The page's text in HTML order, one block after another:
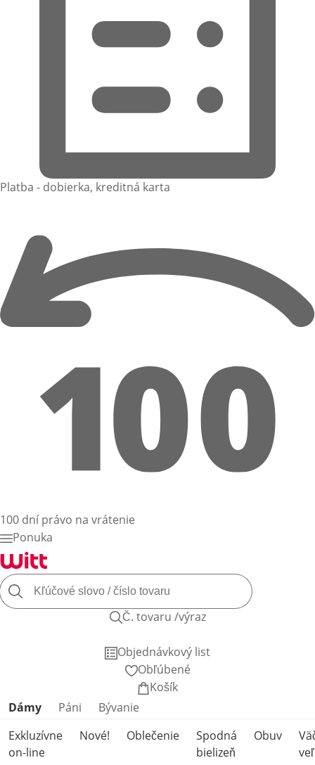
Platba - dobierka, kreditná karta
100 dní právo na vrátenie
Ponuka
Č. tovaru /výraz
Objednávkový list
Obľúbené
Košík
Preskočiť kategórie produktov
Dámy Páni
Bývanie
Exkluzívne
on-line
Nové! Oblečenie
Spodná
bielizeň
Obuv